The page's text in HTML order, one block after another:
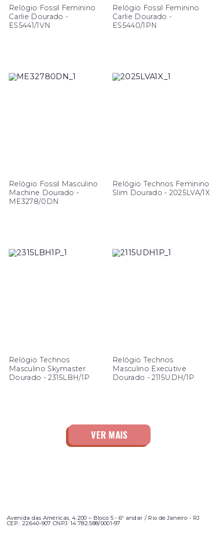
Relógio Fossil Feminino
Carlie Dourado -
ES5441/1VN
Relógio Fossil Feminino
Carlie Dourado -
ES5440/1PN
Relógio Fossil Masculino
Machine Dourado -
ME3278/0DN
Relógio Technos Feminino
Slim Dourado - 2025LVA/1X
Relógio Technos
Masculino Skymaster
Dourado - 2315LBH/1P
Relógio Technos
Masculino Executive
Dourado - 2115UDH/1P
Avenida das Américas, 4.200 – Bloco 5 - 6º andar / Rio de Janeiro - RJ
CEP.: 22640-907 CNPJ: 14.782.588/0001-97